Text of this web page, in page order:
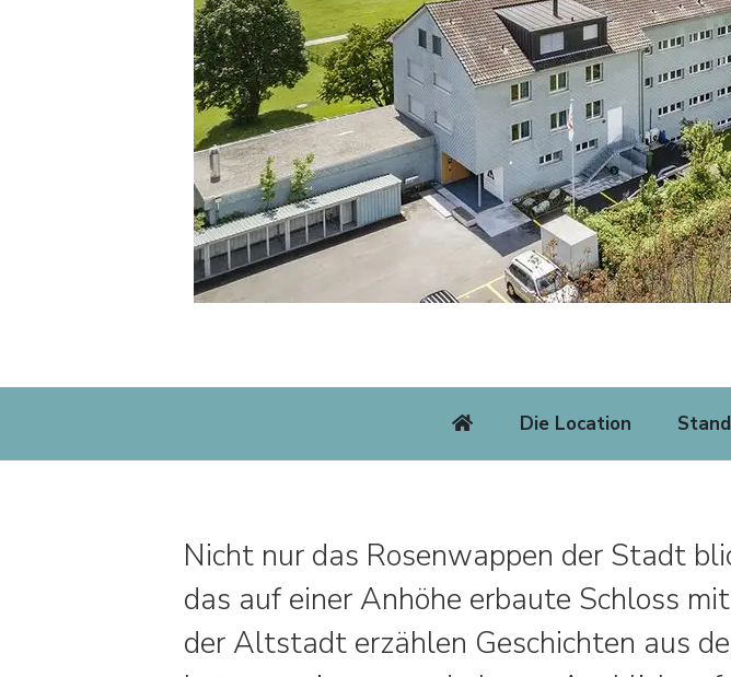
Die Location
Nicht nur das Rosenwappen der Stadt
das auf einer Anhöhe erbaute Schloss
der Altstadt erzählen Geschichten aus